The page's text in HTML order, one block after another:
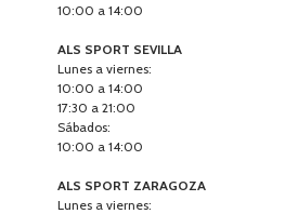
10:00 a 14:00
ALS SPORT SEVILLA
Lunes a viernes:
10:00 a 14:00
17:30 a 21:00
Sábados:
10:00 a 14:00
ALS SPORT ZARAGOZA
Lunes a viernes: